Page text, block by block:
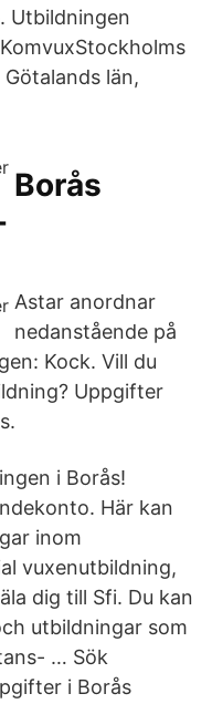
Utbildningen
län,
Borås
Astar anordnar
nedanstående på
Kock. Vill du
Uppgifter
i Borås!
Här kan
inom
vuxenutbildning,
dig till Sfi. Du kan
utbildningar som
… Sök
i Borås